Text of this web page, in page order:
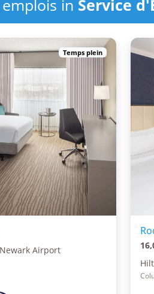
emplois in Service
Temps plein
Airport